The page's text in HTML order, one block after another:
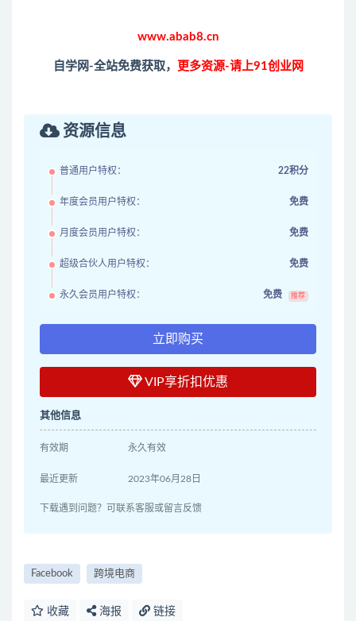
www.abab8.cn
自学网-全站免费获取， 更多资源-请上91创业网
资源信息
普通用户特权： 22积分
年度会员用户特权： 免费
月度会员用户特权： 免费
超级合伙人用户特权： 免费
永久会员用户特权： 免费 推荐
立即购买
VIP享折扣优惠
其他信息
有效期 永久有效
最近更新 2023年06月28日
下载遇到问题？可联系客服或留言反馈
Facebook 跨境电商
收藏 海报 链接